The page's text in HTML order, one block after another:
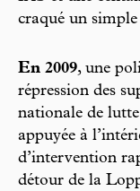
craqué un
En 2009, une
répression des
nationale de
appuyée à
d’intervention
détour de la